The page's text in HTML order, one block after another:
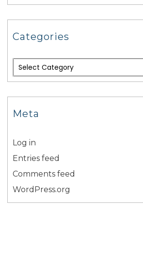
Categories
Meta
Log in
Entries feed
Comments feed
WordPress.org